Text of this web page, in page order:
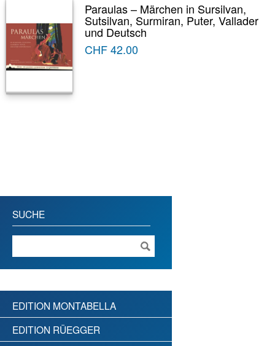
Paraulas – Märchen in Sursilvan,
Sutsilvan, Surmiran, Puter, Vallader
und Deutsch
CHF42.00
SUCHE
EDITION MONTABELLA
EDITION RÜEGGER